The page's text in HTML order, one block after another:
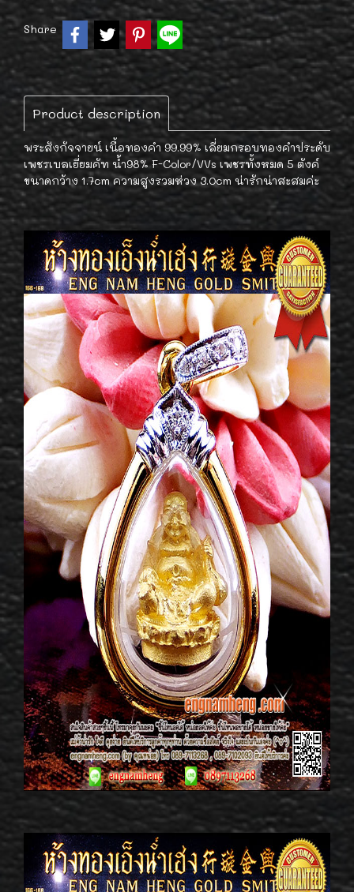
Share
Product description
พระสังกัจจายน์ เนื้อทองคำ 99.99% เลี่ยมกรอบทองคำประดับ
เพชรเบลเยี่ยมคัท น้ำ98% F-Color/VVs เพชรทั้งหมด 5 ตังค์
ขนาดกว้าง 1.7cm ความสูงรวมห่วง 3.0cm น่ารักน่าสะสมค่ะ